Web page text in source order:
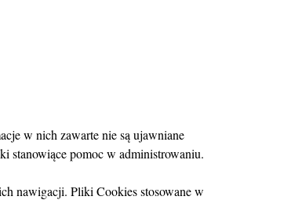
w nich zawarte nie są ujawniane
stanowiące pomoc w administrowaniu.
nawigacji. Pliki Cookies stosowane w